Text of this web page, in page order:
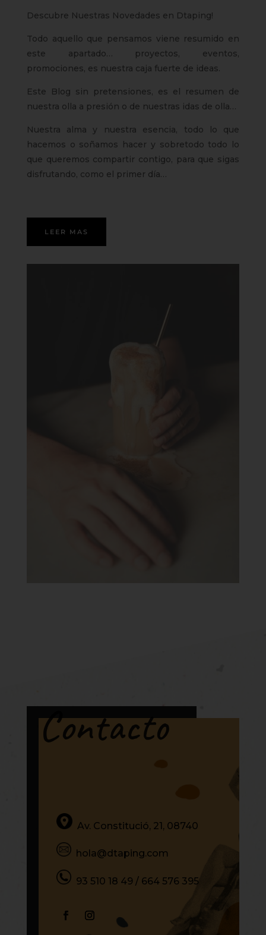
Descubre Nuestras Novedades en Dtaping!
Todo aquello que pensamos viene resumido en
este apartado… proyectos, eventos,
promociones, es nuestra caja fuerte de ideas.
Este Blog sin pretensiones, es el resumen de
nuestra olla a presión o de nuestras idas de olla…
Nuestra alma y nuestra esencia, todo lo que
hacemos o soñamos hacer y sobretodo todo lo
que queremos compartir contigo, para que sigas
disfrutando, como el primer día…
LEER MAS
Contacto
Av. Constitució, 21, 08740
hola@dtaping.com
93 510 18 49 / 664 576 395